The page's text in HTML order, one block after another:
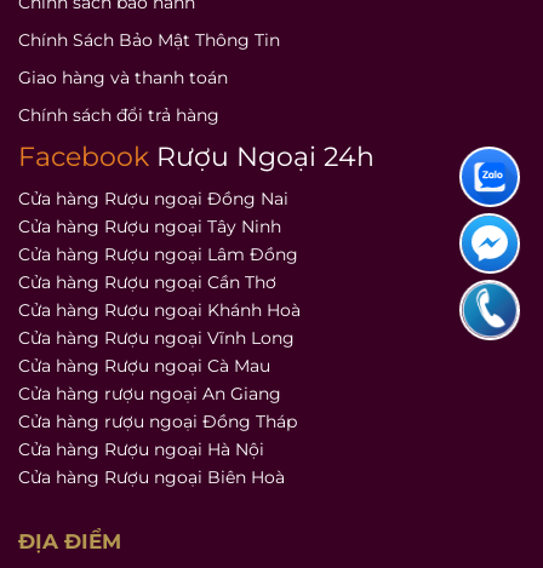
Chính Sách Bảo Mật Thông Tin
Giao hàng và thanh toán
Chính sách đổi trả hàng
Facebook Rượu Ngoại 24h
Cửa hàng Rượu ngoại Đồng Nai
Cửa hàng Rượu ngoại Tây Ninh
Cửa hàng Rượu ngoại Lâm Đồng
Cửa hàng Rượu ngoại Cần Thơ
Cửa hàng Rượu ngoại Khánh Hoà
Cửa hàng Rượu ngoại Vĩnh Long
Cửa hàng Rượu ngoại Cà Mau
Cửa hàng rượu ngoại An Giang
Cửa hàng rượu ngoại Đồng Tháp
Cửa hàng Rượu ngoại Hà Nội
Cửa hàng Rượu ngoại Biên Hoà
ĐỊA ĐIỂM